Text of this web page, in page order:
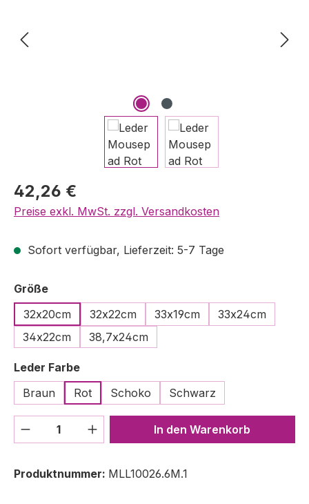
Regulärer Preis:
42,26 €
Preise exkl. MwSt. zzgl. Versandkosten
Sofort verfügbar, Lieferzeit: 5-7 Tage
Größeauswählen
32x20cm
32x22cm 33x19cm
33x24cm
34x22cm
38,7x24cm
Leder Farbeauswählen
Braun
Rot Schoko Schwarz
Produkt Anzahl: Gib denIn den Warenkorb
Produktnummer: MLL10026.6M.1